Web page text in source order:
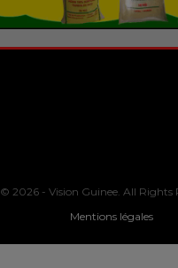
© 2026 - Vision Guinee. All Rights
Mentions légales